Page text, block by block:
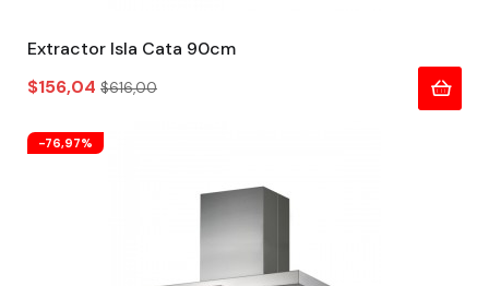
Extractor Isla Cata 90cm
Precio
$156,04 Precio
regular
$616,00
-76,97%